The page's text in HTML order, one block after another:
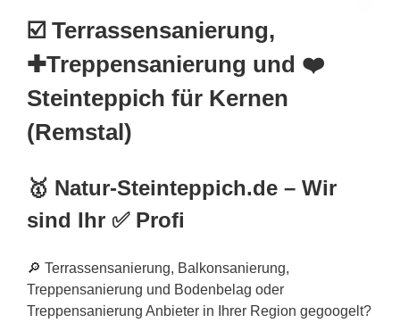
☑️ Terrassensanierung,
✚Treppensanierung und ❤️
Steinteppich für Kernen
(Remstal)
🥇 Natur-Steinteppich.de – Wir
sind Ihr ✅ Profi
🔎 Terrassensanierung, Balkonsanierung,
Treppensanierung und Bodenbelag oder
Treppensanierung Anbieter in Ihrer Region gegoogelt?